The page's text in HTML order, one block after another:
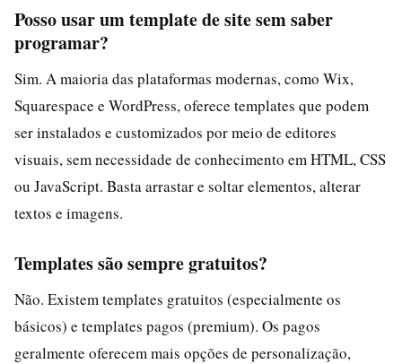
Posso usar um template de site sem saber
programar?
Sim. A maioria das plataformas modernas, como Wix,
Squarespace e WordPress, oferece templates que podem
ser instalados e customizados por meio de editores
visuais, sem necessidade de conhecimento em HTML, CSS
ou JavaScript. Basta arrastar e soltar elementos, alterar
textos e imagens.
Templates são sempre gratuitos?
Não. Existem templates gratuitos (especialmente os
básicos) e templates pagos (premium). Os pagos
geralmente oferecem mais opções de personalização,